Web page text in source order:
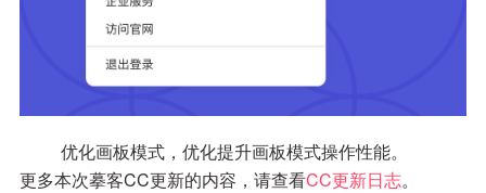
优化画板模式，优化提升画板模式操作性能。
更多本次摹客CC更新的内容，请查看CC更新日志。